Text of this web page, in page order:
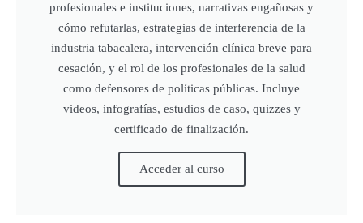
profesionales e instituciones, narrativas engañosas y
cómo refutarlas, estrategias de interferencia de la
industria tabacalera, intervención clínica breve para
cesación, y el rol de los profesionales de la salud
como defensores de políticas públicas. Incluye
videos, infografías, estudios de caso, quizzes y
certificado de finalización.
Acceder al curso